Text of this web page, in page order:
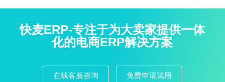
快麦ERP-专注于为大卖家提供一体
化的电商ERP解决方案
在线客服咨询 免费申请试用